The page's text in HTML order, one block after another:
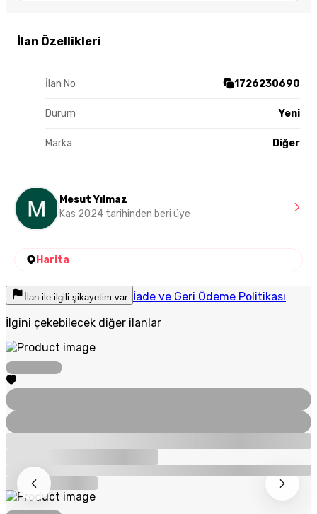
İlan Özellikleri
İlan No 1726230690
Durum Yeni
Marka Diğer
Mesut Yılmaz
Kas 2024 tarihinden beri üye
Harita
İlan ile ilgili şikayetim var İade ve Geri Ödeme Politikası
İlgini çekebilecek diğer ilanlar